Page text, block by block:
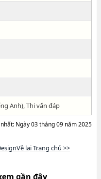
Anh), Thi vấn đáp
Ngày 03 tháng 09 năm 2025
lại Trang chủ >>
gần đây